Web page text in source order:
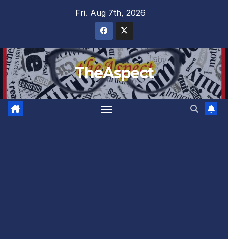
Fri. Aug 7th, 2026
TheAspect